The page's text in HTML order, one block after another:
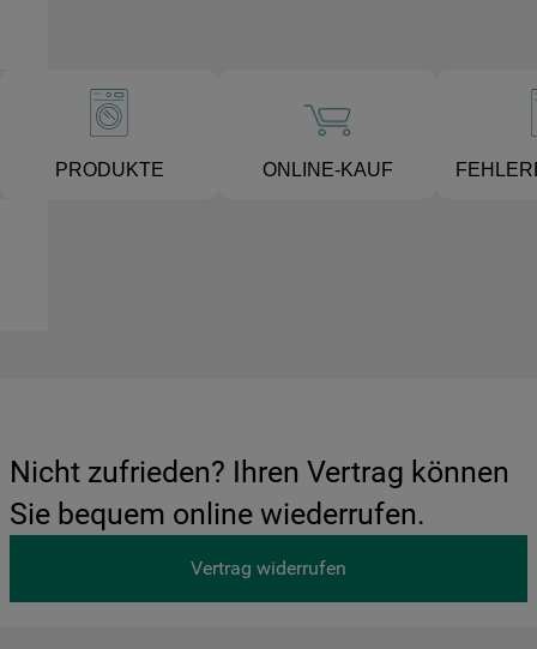
PRODUKTE ONLINE-KAUF
Nicht zufrieden? Ihren Vertrag können
Sie bequem online wiederrufen.
Vertrag widerrufen